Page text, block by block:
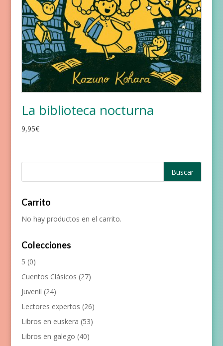
La biblioteca nocturna
9,95€
Carrito
No hay productos en el carrito.
Colecciones
5 (0)
Cuentos Clásicos (27)
Juvenil (24)
Lectores expertos (26)
Libros en euskera (53)
Libros en galego (40)